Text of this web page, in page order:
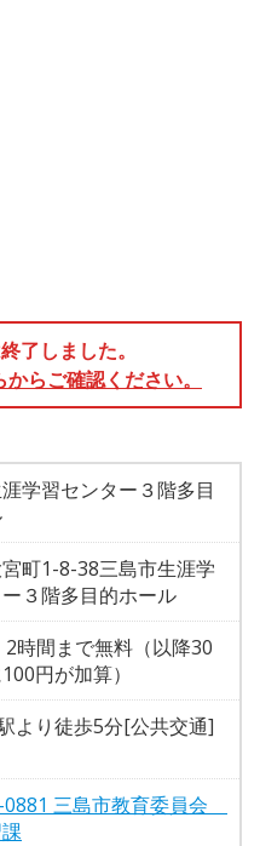
了しました。
らご確認ください。
学習センター３階多目
町1-8-38三島市生涯学
３階多目的ホール
2時間まで無料（以降30
円が加算）
より徒歩5分[公共交通]
三島市教育委員会